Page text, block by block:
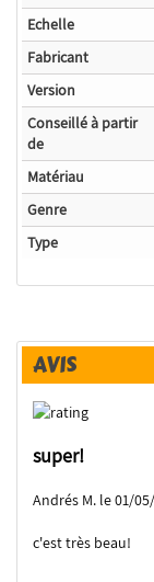
Echelle
Fabricant
Version
Conseillé à partir
de
Matériau
Genre
Type
AVIS
super!
Andrés M. le 01/
c'est très beau!